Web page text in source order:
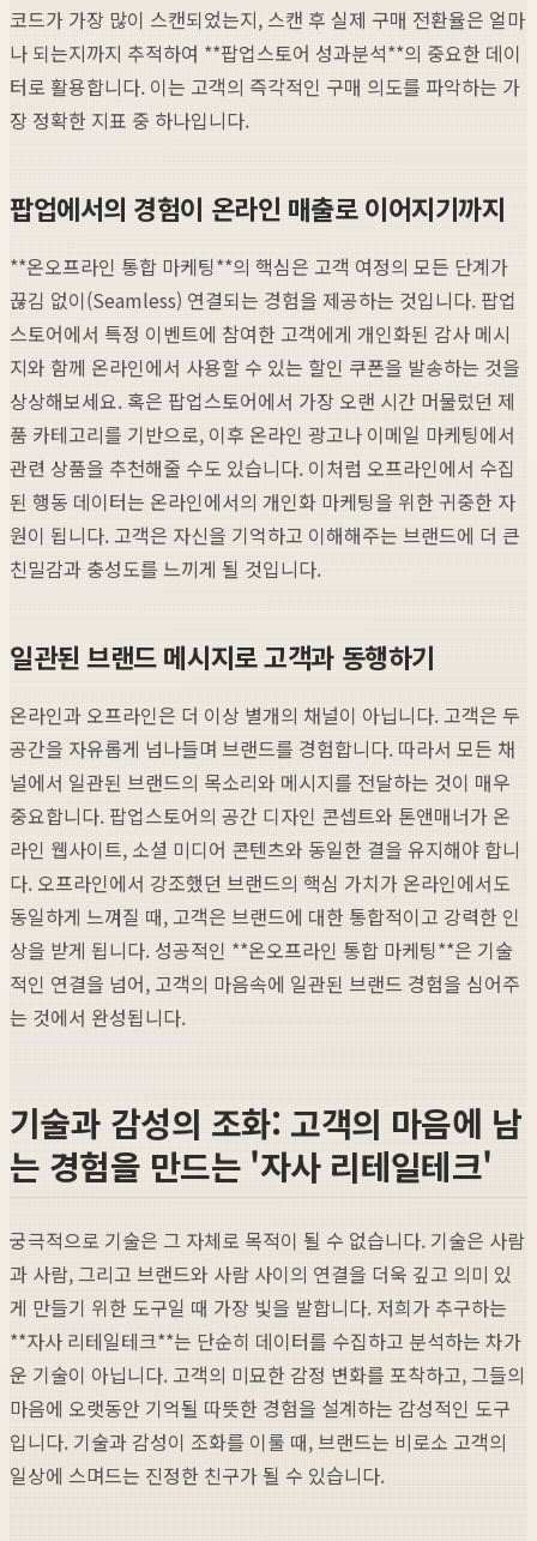
코드가 가장 많이 스캔되었는지, 스캔 후 실제 구매 전환율은 얼마
나 되는지까지 추적하여 **팝업스토어 성과분석**의 중요한 데이
터로 활용합니다. 이는 고객의 즉각적인 구매 의도를 파악하는 가
장 정확한 지표 중 하나입니다.
팝업에서의 경험이 온라인 매출로 이어지기까지
**온오프라인 통합 마케팅**의 핵심은 고객 여정의 모든 단계가
끊김 없이(Seamless) 연결되는 경험을 제공하는 것입니다. 팝업
스토어에서 특정 이벤트에 참여한 고객에게 개인화된 감사 메시
지와 함께 온라인에서 사용할 수 있는 할인 쿠폰을 발송하는 것을
상상해보세요. 혹은 팝업스토어에서 가장 오랜 시간 머물렀던 제
품 카테고리를 기반으로, 이후 온라인 광고나 이메일 마케팅에서
관련 상품을 추천해줄 수도 있습니다. 이처럼 오프라인에서 수집
된 행동 데이터는 온라인에서의 개인화 마케팅을 위한 귀중한 자
원이 됩니다. 고객은 자신을 기억하고 이해해주는 브랜드에 더 큰
친밀감과 충성도를 느끼게 될 것입니다.
일관된 브랜드 메시지로 고객과 동행하기
온라인과 오프라인은 더 이상 별개의 채널이 아닙니다. 고객은 두
공간을 자유롭게 넘나들며 브랜드를 경험합니다. 따라서 모든 채
널에서 일관된 브랜드의 목소리와 메시지를 전달하는 것이 매우
중요합니다. 팝업스토어의 공간 디자인 콘셉트와 톤앤매너가 온
라인 웹사이트, 소셜 미디어 콘텐츠와 동일한 결을 유지해야 합니
다. 오프라인에서 강조했던 브랜드의 핵심 가치가 온라인에서도
동일하게 느껴질 때, 고객은 브랜드에 대한 통합적이고 강력한 인
상을 받게 됩니다. 성공적인 **온오프라인 통합 마케팅**은 기술
적인 연결을 넘어, 고객의 마음속에 일관된 브랜드 경험을 심어주
는 것에서 완성됩니다.
기술과 감성의 조화: 고객의 마음에 남
는 경험을 만드는 '자사 리테일테크'
궁극적으로 기술은 그 자체로 목적이 될 수 없습니다. 기술은 사람
과 사람, 그리고 브랜드와 사람 사이의 연결을 더욱 깊고 의미 있
게 만들기 위한 도구일 때 가장 빛을 발합니다. 저희가 추구하는
**자사 리테일테크**는 단순히 데이터를 수집하고 분석하는 차가
운 기술이 아닙니다. 고객의 미묘한 감정 변화를 포착하고, 그들의
마음에 오랫동안 기억될 따뜻한 경험을 설계하는 감성적인 도구
입니다. 기술과 감성이 조화를 이룰 때, 브랜드는 비로소 고객의
일상에 스며드는 진정한 친구가 될 수 있습니다.